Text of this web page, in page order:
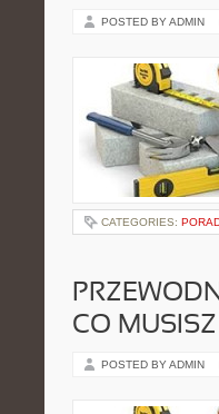
POSTED BY ADMIN
CATEGORIES:
CO
POSTED BY ADMIN